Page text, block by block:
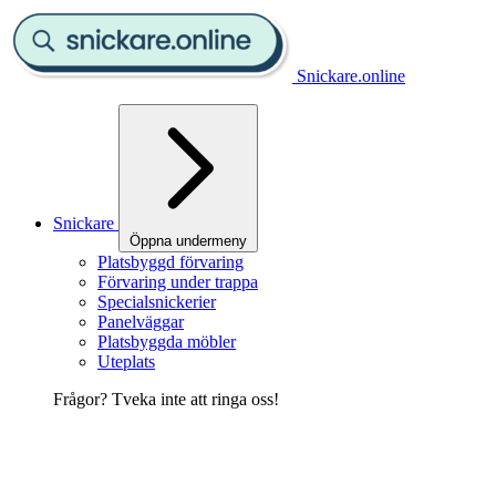
Snickare.online
Snickare
Öppna undermeny
Platsbyggd förvaring
Förvaring under trappa
Specialsnickerier
Panelväggar
Platsbyggda möbler
Uteplats
Frågor? Tveka inte att ringa oss!